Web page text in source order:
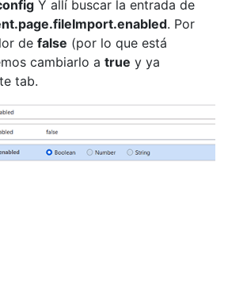
Y allí buscar la entrada de
. Por
de false (por lo que está
cambiarlo a true y ya
tab.